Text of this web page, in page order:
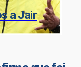
a Jair